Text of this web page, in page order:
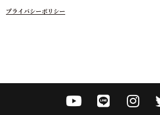
プライバシーポリシー